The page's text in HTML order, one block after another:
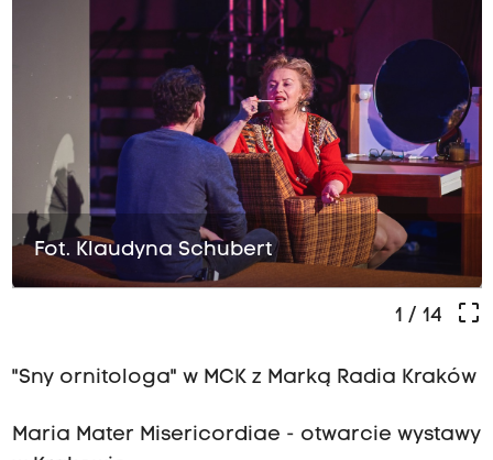
Fot. Klaudyna Schubert
crop_free
1 / 14
"Sny ornitologa" w MCK z Marką Radia Kraków
Maria Mater Misericordiae - otwarcie wystawy